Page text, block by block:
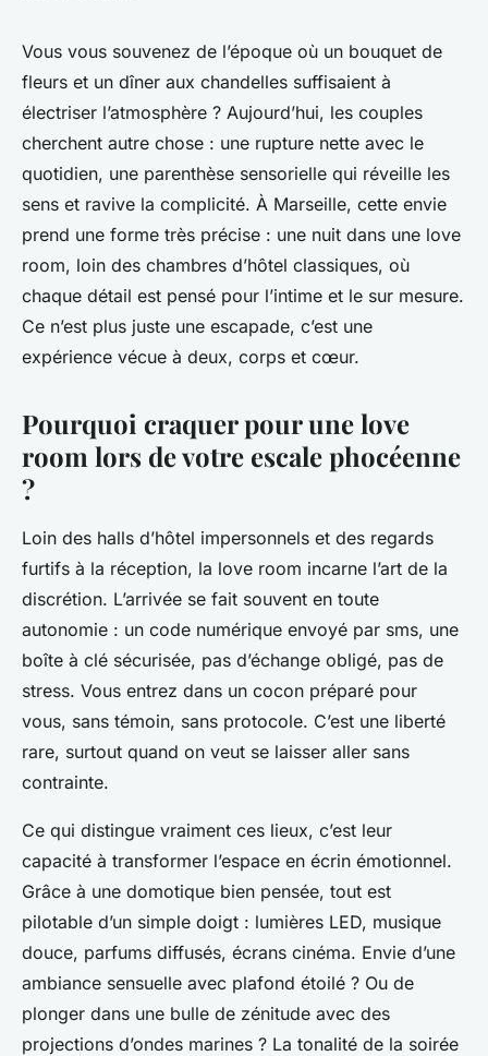
Top lieux romantiques à
réserver pour une nuit à
Marseille
Éléanore•15/06/2026 20:45• 11 min de lecture
Vous vous souvenez de l’époque où un bouquet de
fleurs et un dîner aux chandelles suffisaient à
électriser l’atmosphère ? Aujourd’hui, les couples
cherchent autre chose : une rupture nette avec le
quotidien, une parenthèse sensorielle qui réveille les
sens et ravive la complicité. À Marseille, cette envie
prend une forme très précise : une nuit dans une love
room, loin des chambres d’hôtel classiques, où
chaque détail est pensé pour l’intime et le sur mesure.
Ce n’est plus juste une escapade, c’est une
expérience vécue à deux, corps et cœur.
Pourquoi craquer pour une love
room lors de votre escale phocéenne
?
Loin des halls d’hôtel impersonnels et des regards
furtifs à la réception, la love room incarne l’art de la
discrétion. L’arrivée se fait souvent en toute
autonomie : un code numérique envoyé par sms, une
boîte à clé sécurisée, pas d’échange obligé, pas de
stress. Vous entrez dans un cocon préparé pour
vous, sans témoin, sans protocole. C’est une liberté
rare, surtout quand on veut se laisser aller sans
contrainte.
Ce qui distingue vraiment ces lieux, c’est leur
capacité à transformer l’espace en écrin émotionnel.
Grâce à une domotique bien pensée, tout est
pilotable d’un simple doigt : lumières LED, musique
douce, parfums diffusés, écrans cinéma. Envie d’une
ambiance sensuelle avec plafond étoilé ? Ou de
plonger dans une bulle de zénitude avec des
projections d’ondes marines ? La tonalité de la soirée